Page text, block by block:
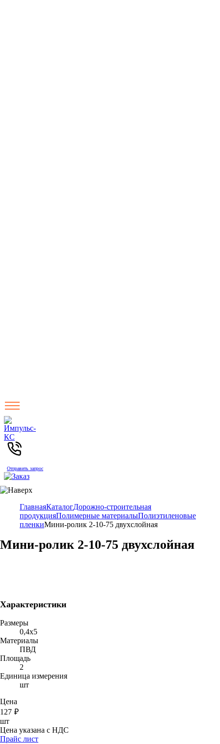
Отправить запрос
ГлавнаяКаталогДорожно-строительная
продукцияПолимерные материалыПолиэтиленовые
пленкиМини-ролик 2-10-75 двухслойная
Мини-ролик 2-10-75 двухслойная
Характеристики
Размеры
0,4х5
Материалы
ПВД
Площадь
2
Единица измерения
шт
Цена
127 ₽
шт
Цена указана с НДС
Прайс лист